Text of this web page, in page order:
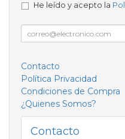
He leído y acepto la
Contacto
Política Privacidad
Condiciones de Compra
¿Quienes Somos?
Contacto